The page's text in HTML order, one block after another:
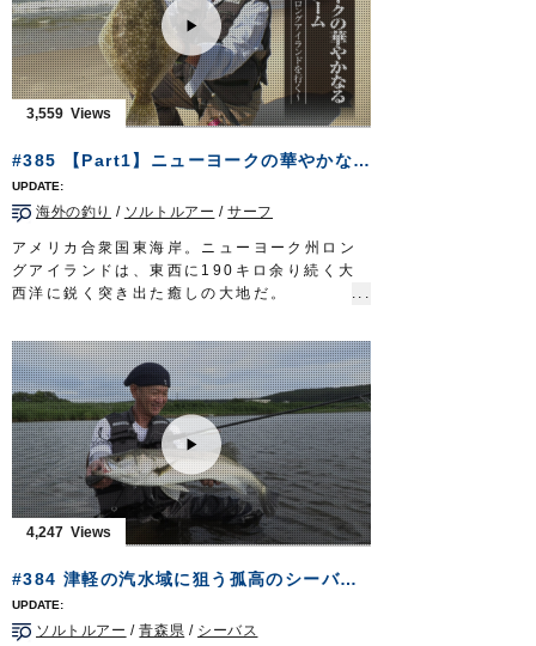
フィッシングマスター 三重テレビ放送 毎
週金曜日 23時～23時15分
http://creativeoffice-chie.com/
OWNERMOVIEhttp://ownertv.jp/
オーナーばりwebsite
http://www.owner.co.jp
3,559
#385 【Part1】ニューヨークの華やかなるショアゲーム～ヒラメを求めてロングアイランドを行く～
海外の釣り / ソルトルアー /サーフ
アメリカ合衆国東海岸。ニューヨーク州ロン
グアイランドは、東西に190キロ余り続く大
西洋に鋭く突き出た癒しの大地だ。
され、釣りのターゲットとなる魚種も数多
い。
都会のオアシスでゲームに興じるのは堀田光
哉さん。ショアからのソルトルアーの醍醐味
を発信し続けてきた。
海鳥騒ぐロングアイランドのサーフから狙う
のは『フルーク』＝ヒラメ。
未だ見ぬ魚を求めて……文化の香り漂うサー
フに挑むショア・キャスティングゲーム。艶
やかで、華やかなる釣りが幕を開ける。
■タックル①
ロッド：サーフロッド MH 10ft4in
リール：4000番クラス XGスピニングリール
4,247
#384 津軽の汽水域に狙う孤高のシーバス～技を尽くす本州北端のルアーゲーム～
ソルトルアー /青森県 / シーバス